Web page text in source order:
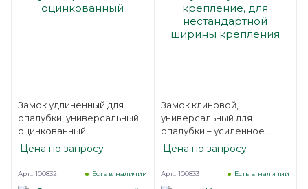
Замок удлиненный для
опалубки, универсальный,
оцинкованный
Цена по запросу
Замок клиновой,
универсальный для
опалубки – усиленное
крепление, для
нестандартной ширины
крепления
Цена по запросу
Есть в наличии
Арт.: 100832 Есть в наличии
Арт.: 100833